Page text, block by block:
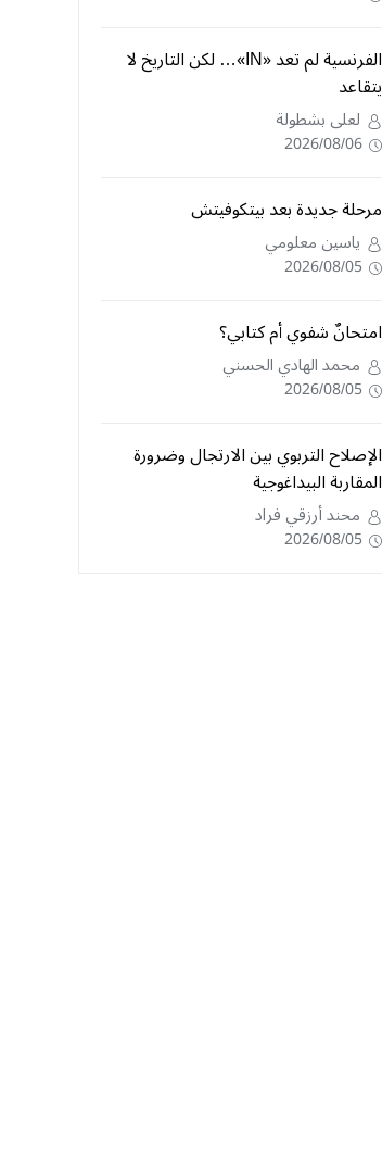
الفرنسية لم تعد «IN»… لكن التاريخ لا
يتقاعد
لعلى بشطولة
2026/08/06
مرحلة جديدة بعد بيتكوفيتش
ياسين معلومي
2026/08/05
امتحانٌ شفوي أم كتابي؟
محمد الهادي الحسني
2026/08/05
الإصلاح التربوي بين الارتجال وضرورة
المقاربة البيداغوجية
محند أرزقي فراد
2026/08/05